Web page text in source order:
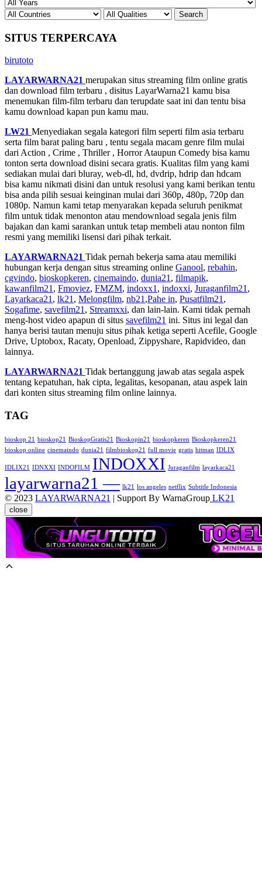
SITUS TERPERCAYA
birutoto
LAYARWARNA21 merupakan situs streaming film online gratis
dan download film terbaru , disitus LayarWarna21 kamu bisa
menemukan film-film terbaru dan terupdate saat ini dan tentu bisa
kamu download kapan pun kamu mau.
LW21 Menyediakan segala kategori film seperti film asia terbaru
serta film barat paling baru , tentu segala macam genre film mulai
dari Action , Crime , Thriller , Horror Ataupun Comedy bisa kamu
tonton serta download disini secara gratis. Kualitas film yang kami
sediakan mulai dari bluray, web-dl, hd, dvdrip, hdrip dan hdcam
bisa kamu nikmati disini dan untuk resolusi yang kami berikan tentu
bisa anda pilih sesuai keinginan mulai dari 360p, 480p, 720p dan
1080p. Namun kami tetap menyarakan kepada seluruh penikmat
film untuk tidak menonton atau mendownload segala jenis film
bajakan dan kami sarankan untuk tetap membeli atau nonton film
resmi yang memiliki lisensi dari pihak terkait.
LAYARWARNA21 Tidak pernah bekerja sama atau memiliki
hubungan kerja dengan situs streaming online Ganool, rebahin,
cgvindo, bioskopkeren, cinemaindo, dunia21 , filmapik,
kawanfilm21 , Fmoviez, FMZM, indoxx1 , indoxxi, Juraganfilm21 ,
Layarkaca21 , lk21 , Melongfilm, nb21 ,Pahe in, Pusatfilm21 ,
Sogafime, savefilm21 , Streamxxi, dan lain-lain. Kami tidak pernah
meng-host video apapun di situs savefilm21 ini. Situs ini legal dan
hanya berisi tautan menuju situs pihak ketiga seperti Acefile, Google
Drive, Uptobox, Racaty, Openload, Zippyshare, Rapidvideo, dan
lainnya.
LAYARWARNA21 Tidak bertanggung jawab atas segala aspek
tentang kepatuhan, hak cipta, legalitas, kesopanan, atau aspek lain
dari konten situs streaming film online lainnya.
TAG
bioskop 21 bioskop21 BioskopGratis21 Bioskopin21 bioskopkeren Bioskopkeren21
bioskop online cinemaindo dunia21 filmbioskop21 full movie gratis hitman IDLIX
IDLIX21 IDNXXI INDOFILM INDOXXI Juraganfilm layarkaca21
layarwarna21 — lk21 los angeles netflix Subtitle Indonesia
© 2023 LAYARWARNA21 | Support By WarnaGroup LK21
close